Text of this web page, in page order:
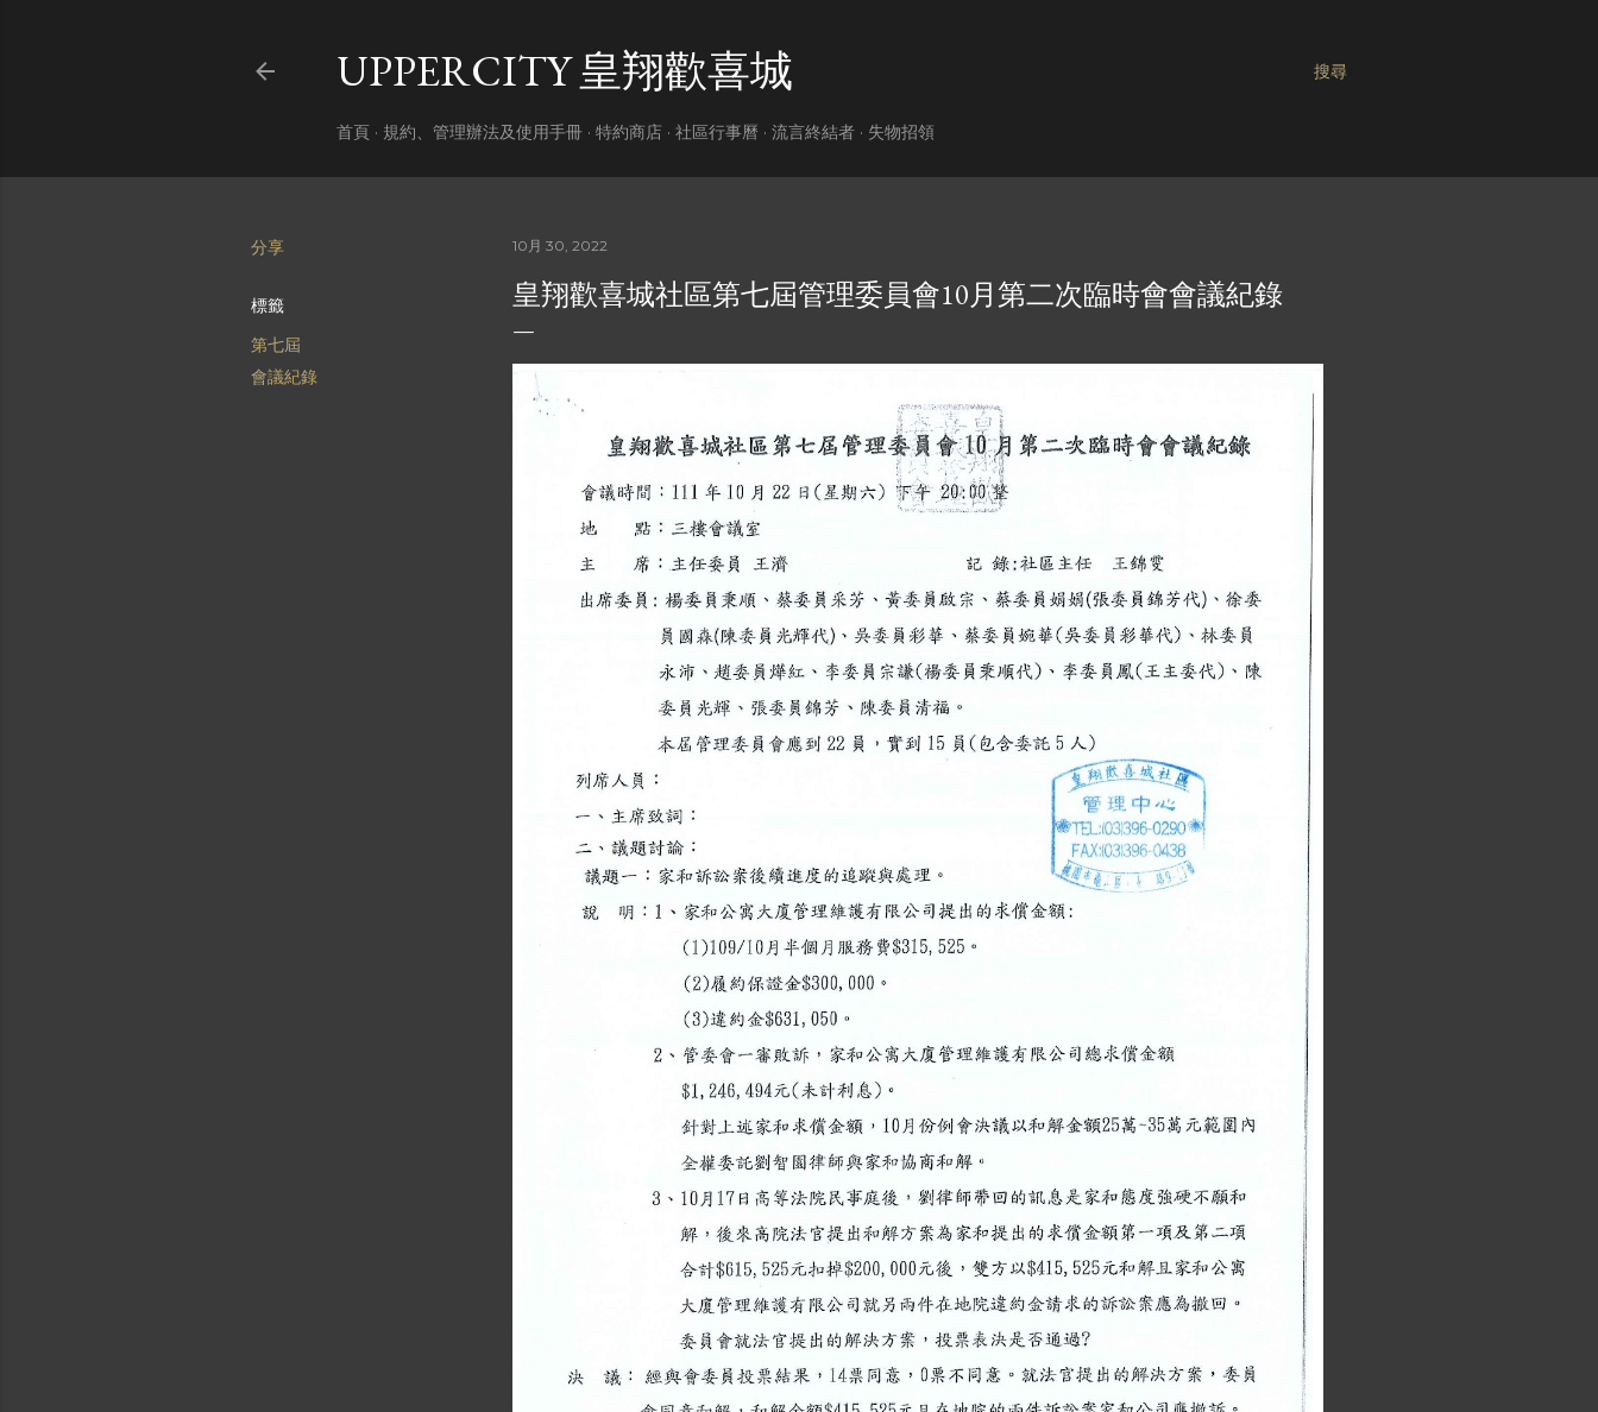
搜尋
UPPERCITY 皇翔歡喜城
首頁 規約、管理辦法及使用手冊 特約商店 社區行事曆 流言終結者 失物招領
分享
標籤
第七屆
會議紀錄
10月 30, 2022
皇翔歡喜城社區第七屆管理委員會10月第二次臨時會會議紀錄